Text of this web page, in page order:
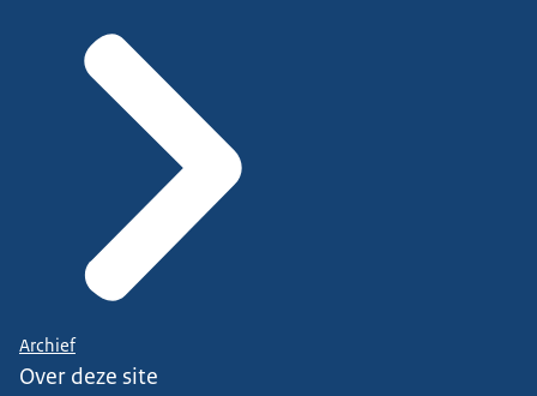
Archief
Over deze site